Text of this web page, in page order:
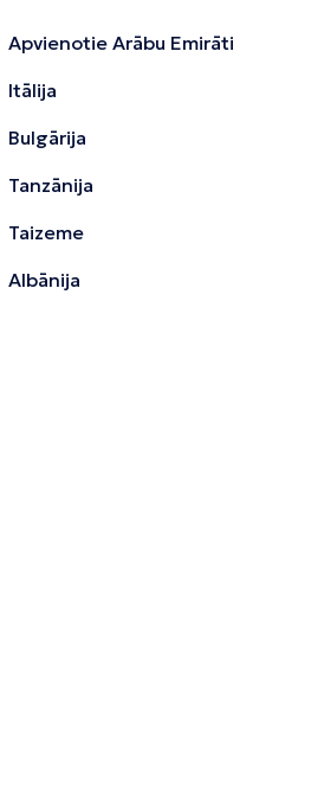
Apvienotie Arābu Emirāti
Itālija
Bulgārija
Tanzānija
Taizeme
Albānija